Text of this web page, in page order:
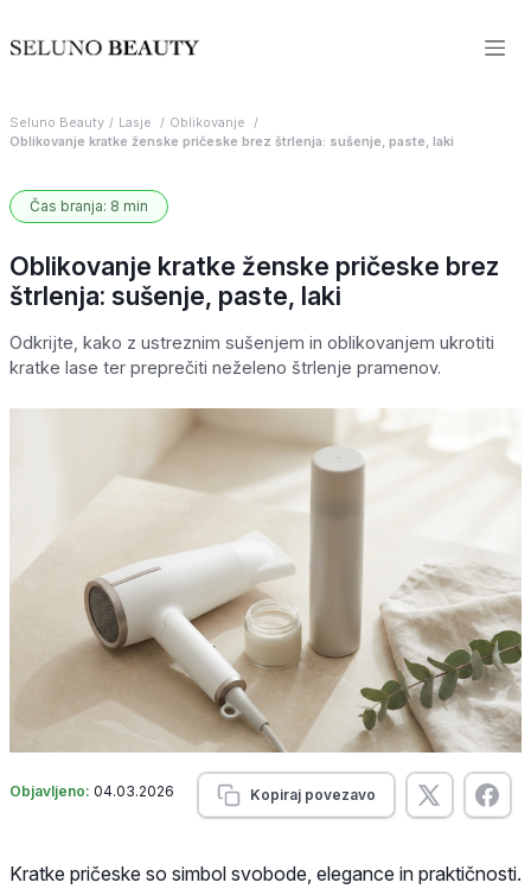
Seluno Beauty Lasje
Oblikovanje
Oblikovanje kratke ženske pričeske brez štrlenja: sušenje, paste, laki
Čas branja: 8 min
Oblikovanje kratke ženske pričeske brez
štrlenja: sušenje, paste, laki
Odkrijte, kako z ustreznim sušenjem in oblikovanjem ukrotiti
kratke lase ter preprečiti neželeno štrlenje pramenov.
Objavljeno: 04.03.2026 Kopiraj povezavo
Kratke pričeske so simbol svobode, elegance in praktičnosti.